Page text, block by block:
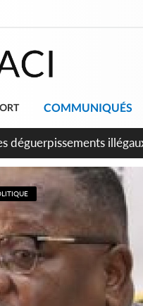
COMMUNIQUÉS
Ouattara promet
prospère